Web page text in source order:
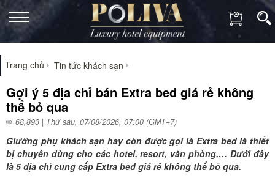
Trang chủ Tin tức khách sạn
Gợi ý 5 địa chỉ bán Extra bed giá rẻ không
thể bỏ qua
68,893 | Thứ sáu, 07/08/2026, 07:00 (GMT+7)
Giường phụ khách sạn hay còn được gọi là Extra bed là thiết
bị chuyên dùng cho các hotel, resort, văn phòng,… Dưới đây
là 5 địa chỉ cung cấp Extra bed giá rẻ không thể bỏ qua.